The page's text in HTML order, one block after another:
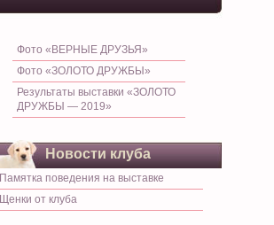
Фото «ВЕРНЫЕ ДРУЗЬЯ»
Фото «ЗОЛОТО ДРУЖБЫ»
Результаты выставки «ЗОЛОТО
ДРУЖБЫ — 2019»
Новости клуба
Памятка поведения на выставке
Щенки от клуба